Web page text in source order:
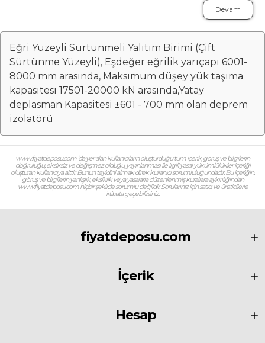
Devam
Eğri Yüzeyli Sürtünmeli Yalıtım Birimi (Çift
Sürtünme Yüzeyli), Eşdeğer eğrilik yarıçapı 6001-
8000 mm arasında, Maksimum düşey yük taşıma
kapasitesi 17501-20000 kN arasında,Yatay
deplasman Kapasitesi ±601 - 700 mm olan deprem
izolatörü
www.fiyatdeposu.com ‘da yer alan kullanıcıların oluşturduğu tüm içerik, görüş ve bilgilerin
doğruluğu, eksiksiz ve değişmez olduğu, yayınlanması ile ilgili yasal yükümlülükler içeriği
oluşturan kullanıcıya aittir. Bunun teyidini almak direk kullanıcı sorumluluğundadır. Bu içeriğin,
görüş ve bilgilerin yanlışlık, eksiklik veya yasalarla düzenlenmiş kurallara aykırılığından
www.fiyatdeposu.com hiçbir şekilde sorumlu değildir. Sorularınız için satıcı ve üreticilerle
irtibata geçebilirsiniz.
fiyatdeposu.com
İçerik
Hesap